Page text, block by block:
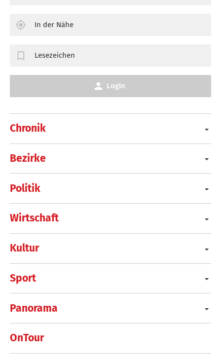
Chronik
Bezirke
Politik
Wirtschaft
Kultur
Sport
Panorama
OnTour
In der Nähe
Lesezeichen
Login